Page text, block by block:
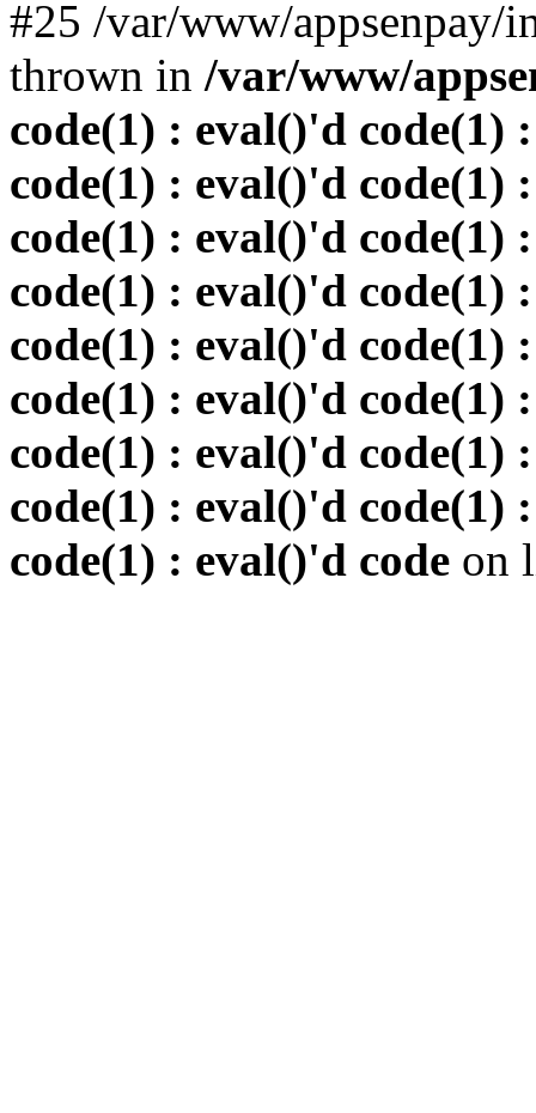
#25 /var/www/
thrown in /var/www/
code(1) : eval()'d code(1)
code(1) : eval()'d code(1)
code(1) : eval()'d code(1)
code(1) : eval()'d code(1)
code(1) : eval()'d code(1)
code(1) : eval()'d code(1)
code(1) : eval()'d code(1)
code(1) : eval()'d code(1)
code(1) : eval()'d code on